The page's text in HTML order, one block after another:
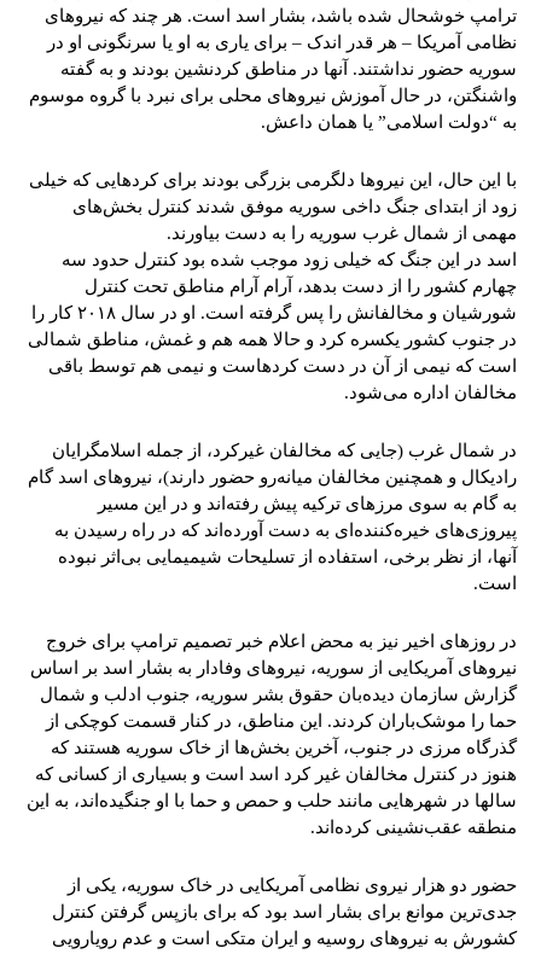
ترامپ خوشحال شده باشد، بشار اسد است. هر چند که نیروهای
نظامی آمریکا – هر قدر اندک – برای یاری به او یا سرنگونی او در
سوریه حضور نداشتند. آنها در مناطق کردنشین بودند و به گفته
واشنگتن، در حال آموزش نیروهای محلی برای نبرد با گروه موسوم
به “دولت اسلامی” یا همان داعش.
با این حال، این نیروها دلگرمی بزرگی بودند برای کردهایی که خیلی
زود از ابتدای جنگ داخی سوریه موفق شدند کنترل بخش‌های
مهمی از شمال غرب سوریه را به دست بیاورند.
اسد در این جنگ که خیلی زود موجب شده بود کنترل حدود سه
چهارم کشور را از دست بدهد، آرام آرام مناطق تحت کنترل
شورشیان و مخالفانش را پس گرفته است. او در سال ۲۰۱۸ کار را
در جنوب کشور یکسره کرد و حالا همه هم و غمش، مناطق شمالی
است که نیمی از آن در دست کردهاست و نیمی هم توسط باقی
مخالفان اداره می‌شود.
در شمال غرب (جایی که مخالفان غیرکرد، از جمله اسلامگرایان
رادیکال و همچنین مخالفان میانه‌رو حضور دارند)، نیروهای اسد گام
به گام به سوی مرزهای ترکیه پیش رفته‌اند و در این مسیر
پیروزی‌های خیره‌کننده‌ای به دست آورده‌اند که در راه رسیدن به
آنها، از نظر برخی، استفاده از تسلیحات شیمیمایی بی‌اثر نبوده
است.
در روزهای اخیر نیز به محض اعلام خبر تصمیم ترامپ برای خروج
نیروهای آمریکایی از سوریه، نیروهای وفادار به بشار اسد بر اساس
گزارش سازمان دیده‌بان حقوق بشر سوریه، جنوب ادلب و شمال
حما را موشک‌باران کردند. این مناطق، در کنار قسمت کوچکی از
گذرگاه مرزی در جنوب، آخرین بخش‌ها از خاک سوریه هستند که
هنوز در کنترل مخالفان غیر کرد اسد است و بسیاری از کسانی که
سالها در شهرهایی مانند حلب و حمص و حما با او جنگیده‌اند، به این
منطقه عقب‌نشینی کرده‌اند.
حضور دو هزار نیروی نظامی آمریکایی در خاک سوریه، یکی از
جدی‌ترین موانع برای بشار اسد بود که برای بازپس گرفتن کنترل
کشورش به نیروهای روسیه و ایران متکی است و عدم رویارویی